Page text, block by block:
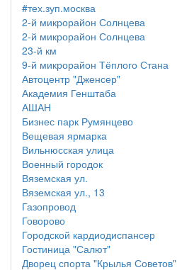
#тех.зуп.москва
2-й микрорайон Солнцева
2-й микрорайон Солнцева
23-й км
9-й микрорайон Тёплого Стана
Автоцентр "Дженсер"
Академия Генштаба
АШАН
Бизнес парк Румянцево
Вещевая ярмарка
Вильнюсская улица
Военный городок
Вяземская ул.
Вяземская ул., 13
Газопровод
Говорово
Городской кардиодиспансер
Гостиница "Салют"
Дворец спорта "Крылья Советов"